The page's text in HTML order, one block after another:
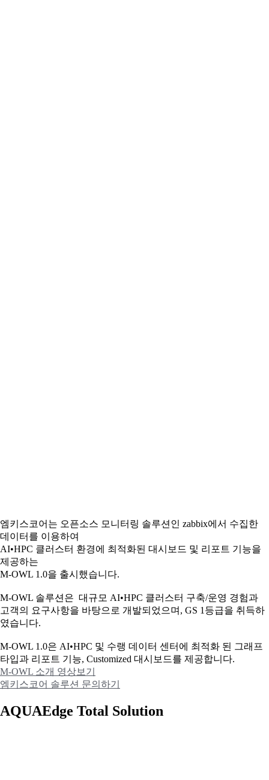
엠키스코어는 오픈소스 모니터링 솔루션인 zabbix에서 수집한
데이터를 이용하여
AI•HPC 클러스터 환경에 최적화된 대시보드 및 리포트 기능을
제공하는
M-OWL 1.0을 출시했습니다.
M-OWL 솔루션은 대규모 AI•HPC 클러스터 구축/운영 경험과
고객의 요구사항을 바탕으로 개발되었으며, GS 1등급을 취득하
였습니다.
M-OWL 1.0은 AI•HPC 및 수랭 데이터 센터에 최적화 된 그래프
타입과 리포트 기능, Customized 대시보드를 제공합니다.
M-OWL 소개 영상보기
엠키스코어 솔루션 문의하기
AQUAEdge Total Solution